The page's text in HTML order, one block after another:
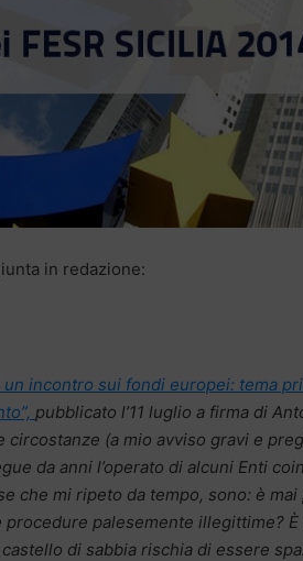
in redazione:
un incontro sui fondi europei: tema
pubblicato l’11 luglio a firma di
(a mio avviso gravi e
da anni l’operato di alcuni Enti
che mi ripeto da tempo, sono: è
palesemente illegittime?
di sabbia rischia di essere